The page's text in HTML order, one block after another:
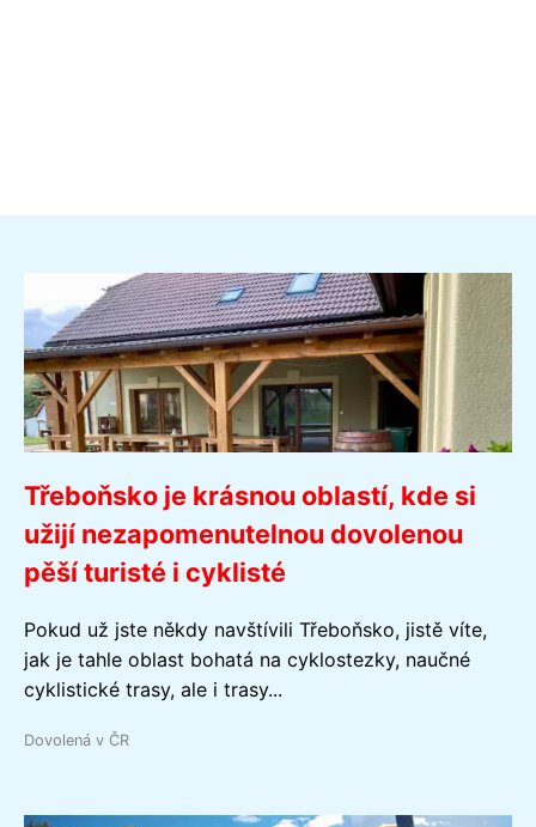
Třeboňsko je krásnou oblastí, kde si
užijí nezapomenutelnou dovolenou
pěší turisté i cyklisté
Pokud už jste někdy navštívili Třeboňsko, jistě víte,
jak je tahle oblast bohatá na cyklostezky, naučné
cyklistické trasy, ale i trasy...
Dovolená v ČR